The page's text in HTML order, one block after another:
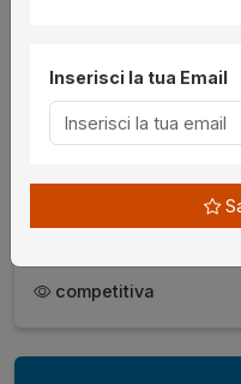
della Chiesa,
Procedura 683 2016,
07/09/2026
competitiva
Inserisci la tua Email